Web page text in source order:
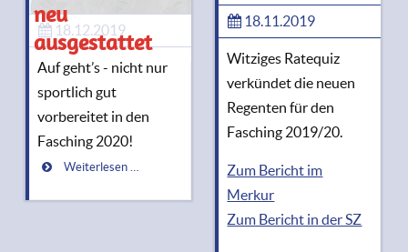
neu
ausgestattet
18.12.2019
Auf geht’s - nicht nur
sportlich gut
vorbereitet in den
Fasching 2020!
Weiterlesen …
18.11.2019
Witziges Ratequiz
verkündet die neuen
Regenten für den
Fasching 2019/20.
Zum Bericht im
Merkur
Zum Bericht in der SZ